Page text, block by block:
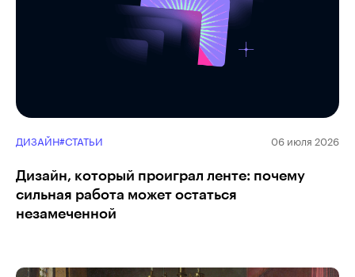
ДИЗАЙН#СТАТЬИ 06 июля 2026
Дизайн, который проиграл ленте: почему
сильная работа может остаться
незамеченной